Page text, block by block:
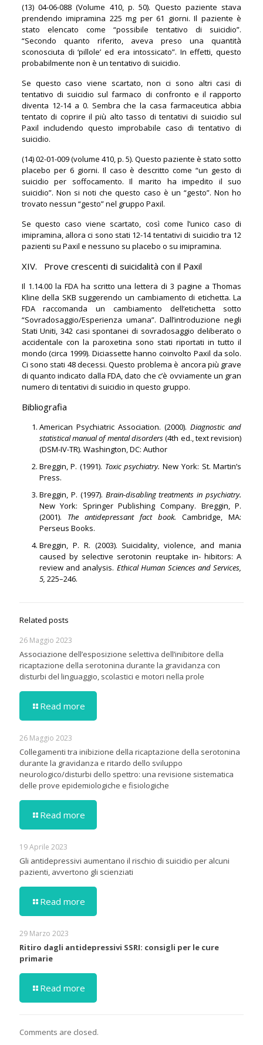
(13) 04-06-088 (Volume 410, p. 50). Questo paziente stava
prendendo imipramina 225 mg per 61 giorni. Il paziente è
stato elencato come “possibile tentativo di suicidio”.
“Secondo quanto riferito, aveva preso una quantità
sconosciuta di ‘pillole’ ed era intossicato”. In effetti, questo
probabilmente non è un tentativo di suicidio.
Se questo caso viene scartato, non ci sono altri casi di
tentativo di suicidio sul farmaco di confronto e il rapporto
diventa 12-14 a 0. Sembra che la casa farmaceutica abbia
tentato di coprire il più alto tasso di tentativi di suicidio sul
Paxil includendo questo improbabile caso di tentativo di
suicidio.
(14) 02-01-009 (volume 410, p. 5). Questo paziente è stato sotto
placebo per 6 giorni. Il caso è descritto come “un gesto di
suicidio per soffocamento. Il marito ha impedito il suo
suicidio”. Non si noti che questo caso è un “gesto”. Non ho
trovato nessun “gesto” nel gruppo Paxil.
Se questo caso viene scartato, così come l’unico caso di
imipramina, allora ci sono stati 12-14 tentativi di suicidio tra 12
pazienti su Paxil e nessuno su placebo o su imipramina.
XIV. Prove crescenti di suicidalità con il Paxil
Il 1.14.00 la FDA ha scritto una lettera di 3 pagine a Thomas
Kline della SKB suggerendo un cambiamento di etichetta. La
FDA raccomanda un cambiamento dell’etichetta sotto
“Sovradosaggio/Esperienza umana”. Dall’introduzione negli
Stati Uniti, 342 casi spontanei di sovradosaggio deliberato o
accidentale con la paroxetina sono stati riportati in tutto il
mondo (circa 1999). Diciassette hanno coinvolto Paxil da solo.
Ci sono stati 48 decessi. Questo problema è ancora più grave
di quanto indicato dalla FDA, dato che c’è ovviamente un gran
numero di tentativi di suicidio in questo gruppo.
Bibliografia
American Psychiatric Association. (2000).Diagnostic and
statistical manual of mental disorders(4th ed., text revision)
(DSM-IV-TR). Washington, DC: Author
Breggin, P. (1991). Toxic psychiatry.New York: St. Martin’s
Press.
Breggin, P. (1997). Brain-disabling treatments in psychiatry.
New York: Springer Publishing Company. Breggin, P.
(2001). The antidepressant fact book.Cambridge, MA:
Perseus Books.
Breggin, P. R. (2003). Suicidality, violence, and mania
caused by selective serotonin reuptake in- hibitors: A
review and analysis. Ethical Human Sciences and Services,
5, 225–246.
Related posts
26 Maggio 2023
Associazione dell’esposizione selettiva dell’inibitore della
ricaptazione della serotonina durante la gravidanza con
disturbi del linguaggio, scolastici e motori nella prole
Read more
26 Maggio 2023
Collegamenti tra inibizione della ricaptazione della serotonina
durante la gravidanza e ritardo dello sviluppo
neurologico/disturbi dello spettro: una revisione sistematica
delle prove epidemiologiche e fisiologiche
Read more
19 Aprile 2023
Gli antidepressivi aumentano il rischio di suicidio per alcuni
pazienti, avvertono gli scienziati
Read more
29 Marzo 2023
Ritiro dagli antidepressivi SSRI: consigli per le cure
primarie
Read more
Comments are closed.